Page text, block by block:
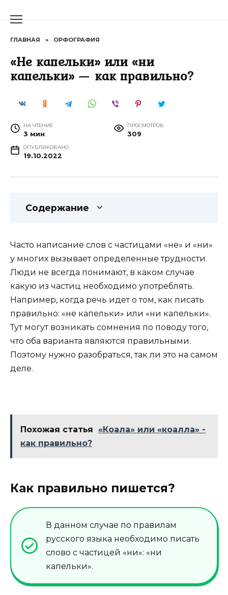
ГЛАВНАЯ » ОРФОГРАФИЯ
«Не капельки» или «ни
капельки» — как правильно?
НА ЧТЕНИЕ
3 мин
ПРОСМОТРОВ
309
ОПУБЛИКОВАНО
19.10.2022
Содержание
Часто написание слов с частицами «не» и «ни»
у многих вызывает определенные трудности.
Люди не всегда понимают, в каком случае
какую из частиц необходимо употреблять.
Например, когда речь идет о том, как писать
правильно: «не капельки» или «ни капельки».
Тут могут возникать сомнения по поводу того,
что оба варианта являются правильными.
Поэтому нужно разобраться, так ли это на самом
деле.
Похожая статья
«Коала» или «коалла» -
как правильно?
Как правильно пишется?
В данном случае по правилам
русского языка необходимо писать
слово с частицей «ни»: «ни
капельки».